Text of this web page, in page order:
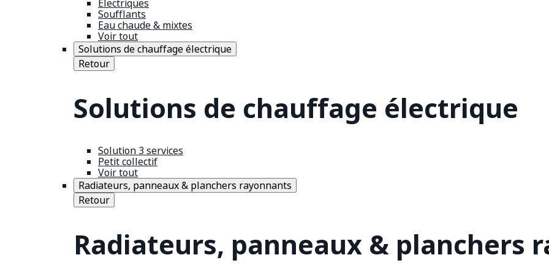
Électriques
Soufflants
Eau chaude & mixtes
Voir tout
Solutions de chauffage électrique
Retour
Solutions de chauffage électrique
Solution 3 services
Petit collectif
Voir tout
Radiateurs, panneaux & planchers rayonnants
Retour
Radiateurs, panneaux & planchers